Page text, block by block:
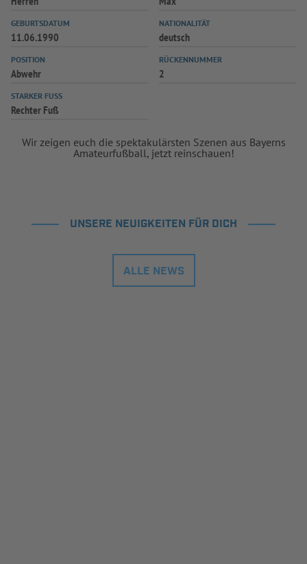
GEBURTSDATUM
11.06.1990
NATIONALITÄT
deutsch
POSITION
Abwehr
RÜCKENNUMMER
2
STARKER FUSS
Rechter Fuß
Wir zeigen euch die spektakulärsten Szenen aus Bayerns
Amateurfußball, jetzt reinschauen!
UNSERE NEUIGKEITEN FÜR DICH
ALLE NEWS